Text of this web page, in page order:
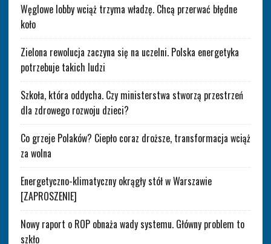
Węglowe lobby wciąż trzyma władzę. Chcą przerwać błędne
koło
Zielona rewolucja zaczyna się na uczelni. Polska energetyka
potrzebuje takich ludzi
Szkoła, która oddycha. Czy ministerstwa stworzą przestrzeń
dla zdrowego rozwoju dzieci?
Co grzeje Polaków? Ciepło coraz droższe, transformacja wciąż
za wolna
Energetyczno-klimatyczny okrągły stół w Warszawie
[ZAPROSZENIE]
Nowy raport o ROP obnaża wady systemu. Główny problem to
szkło